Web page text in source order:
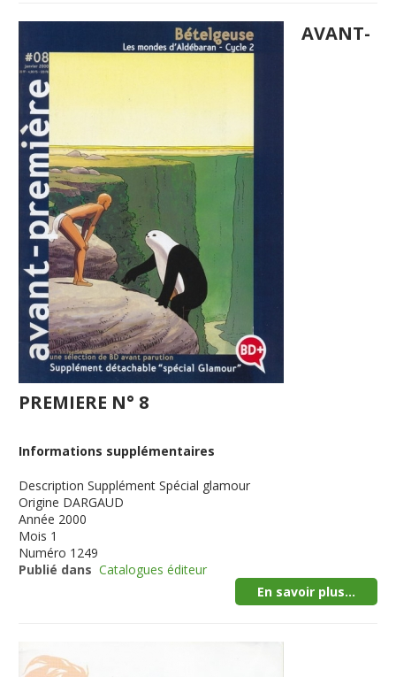
AVANT-
PREMIERE N° 8
Informations supplémentaires
Description Supplément Spécial glamour
Origine DARGAUD
Année 2000
Mois 1
Numéro 1249
Publié dans Catalogues éditeur
En savoir plus...